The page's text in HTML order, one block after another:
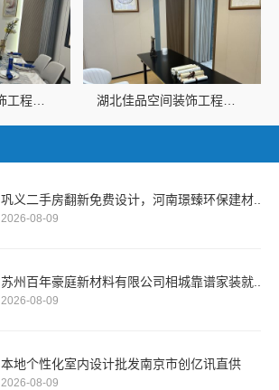
巩义二手房翻新免费设计，河南璟臻环保建材..
2026-08-09
苏州百年豪庭新材料有限公司相城靠谱家装就..
2026-08-09
本地个性化室内设计批发南京市创亿讯直供
2026-08-09